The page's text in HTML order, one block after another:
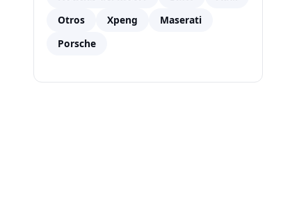
Otros
Xpeng
Maserati
Porsche